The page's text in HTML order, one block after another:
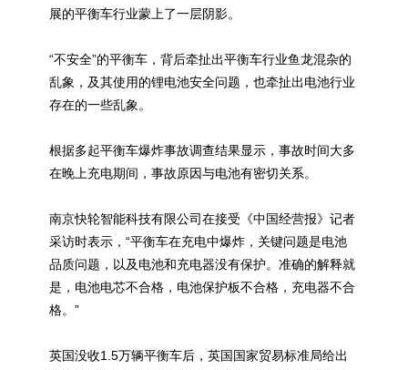
展的平衡车行业蒙上了一层阴影。
“不安全”的平衡车，背后牵扯出平衡车行业鱼龙混杂的
乱象，及其使用的锂电池安全问题，也牵扯出电池行业
存在的一些乱象。
根据多起平衡车爆炸事故调查结果显示，事故时间大多
在晚上充电期间，事故原因与电池有密切关系。
南京快轮智能科技有限公司在接受《中国经营报》记者
采访时表示，“平衡车在充电中爆炸，关键问题是电池
品质问题，以及电池和充电器没有保护。准确的解释就
是，电池电芯不合格，电池保护板不合格，充电器不合
格。”
英国没收1.5万辆平衡车后，英国国家贸易标准局给出